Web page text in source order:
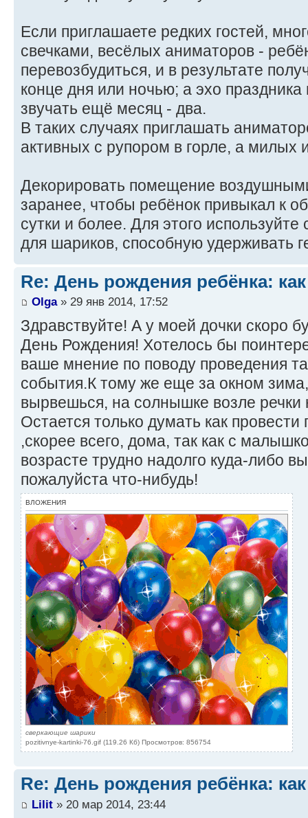
Если приглашаете редких гостей,
свечками, весёлых аниматоров -
перевозбудиться, и в результате
конце дня или ночью; а эхо
звучать ещё месяц - два.
В таких случаях приглашать
активных с рупором в горле, а милых
Декорировать помещение
заранее, чтобы ребёнок привыкал к
сутки и более. Для этого
для шариков, способную удерживать
Re: День рождения ребёнка:
Olga» 29 янв 2014, 17:52
Здравствуйте! А у моей дочки скоро
День Рождения! Хотелось бы
ваше мнение по поводу проведения
события.К тому же еще за окном
вырвешься, на солнышке возле
Остается только думать как
,скорее всего, дома, так как с
возрасте трудно надолго куда-либо
пожалуйста что-нибудь!
ВЛОЖЕНИЯ
сверкающие шарики
pozitivnye-kartinki-76.gif (119.26 Кб) Просмотров: 856754
Re: День рождения ребёнка:
Lilit » 20 мар 2014, 23:44